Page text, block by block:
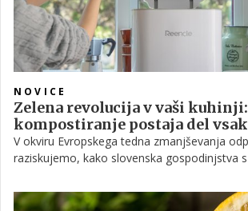
NOVICE
Zelena revolucija v vaši
kompostiranje postaja del
V okviru Evropskega tedna zmanjševanja
raziskujemo, kako slovenska gospodinjstva
neprijetnih vonjav in brez nereda.